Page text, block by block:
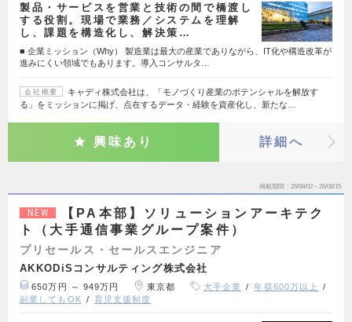
製品・サービスを営業と技術の間で橋渡し
する役割。現場で業務／システムを理解
し、課題を構造化し、解決策…
■ 企業ミッション（Why） 製造業は最大の産業でありながら、IT化や構造改革が
進みにくい領域でもあります。導入コンサルタ…
会社概要
キャディ株式会社は、「モノづくり産業のポテンシャルを解放す
る」をミッションに掲げ、点在するデータ・経験を資産化し、新たな…
興味あり 詳細へ
掲載期間 26/08/02～26/08/15
NEW
【PA本部】ソリューションアーキテク
ト（大手通信事業グループ案件）
プリセールス・セールスエンジニア
AKKODiSコンサルティング株式会社
650万円 ～ 949万円 東京都 大手企業
年収600万以上
副業してもOK
育児支援制度